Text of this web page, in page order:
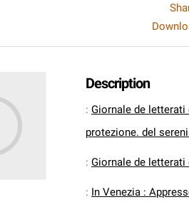
Description
: Giornale de
protezione. del
: Giornale de letterati
: In Venezia :